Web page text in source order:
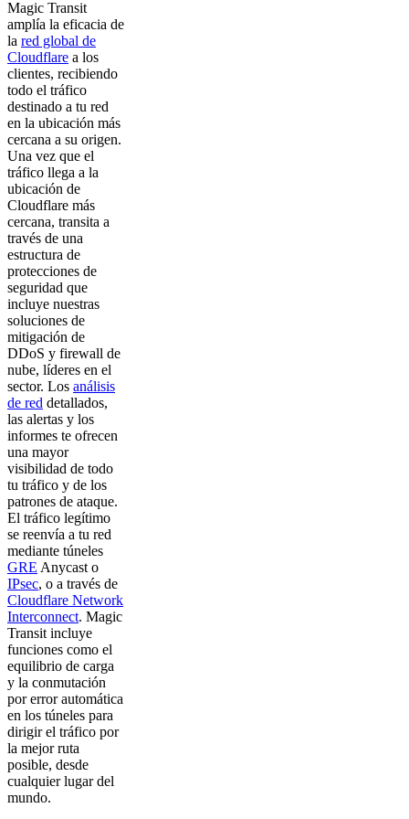
Magic Transit
amplía la eficacia de
la red global de
Cloudflare a los
clientes, recibiendo
todo el tráfico
destinado a tu red
en la ubicación más
cercana a su origen.
Una vez que el
tráfico llega a la
ubicación de
Cloudflare más
cercana, transita a
través de una
estructura de
protecciones de
seguridad que
incluye nuestras
soluciones de
mitigación de
DDoS y firewall de
nube, líderes en el
sector. Los análisis
de red detallados,
las alertas y los
informes te ofrecen
una mayor
visibilidad de todo
tu tráfico y de los
patrones de ataque.
El tráfico legítimo
se reenvía a tu red
mediante túneles
GRE Anycast o
IPsec, o a través de
Cloudflare Network
Interconnect. Magic
Transit incluye
funciones como el
equilibrio de carga
y la conmutación
por error automática
en los túneles para
dirigir el tráfico por
la mejor ruta
posible, desde
cualquier lugar del
mundo.